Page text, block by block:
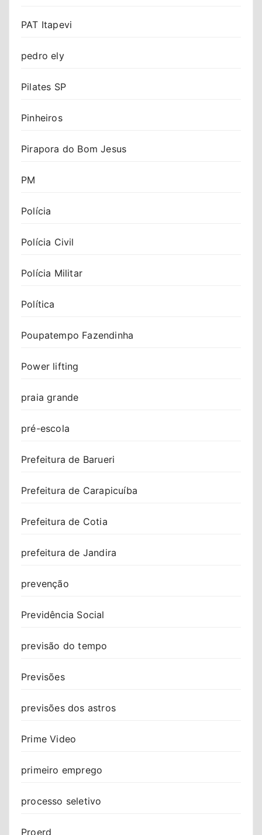
PAT Itapevi
pedro ely
Pilates SP
Pinheiros
Pirapora do Bom Jesus
PM
Polícia
Polícia Civil
Polícia Militar
Política
Poupatempo Fazendinha
Power lifting
praia grande
pré-escola
Prefeitura de Barueri
Prefeitura de Carapicuíba
Prefeitura de Cotia
prefeitura de Jandira
prevenção
Previdência Social
previsão do tempo
Previsões
previsões dos astros
Prime Video
primeiro emprego
processo seletivo
Proerd